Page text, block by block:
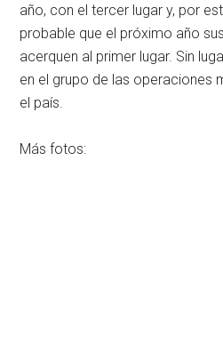
año, con el tercer lugar y, por
probable que el próximo año
acerquen al primer lugar. Sin
en el grupo de las operaciones
el país.
Más fotos: